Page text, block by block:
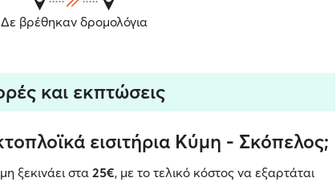
Δε βρέθηκαν δρομολόγια
και εκπτώσεις
εισιτήρια Κύμη - Σκόπελος;
ξεκινάει στα 25€, με το τελικό κόστος να εξαρτάται